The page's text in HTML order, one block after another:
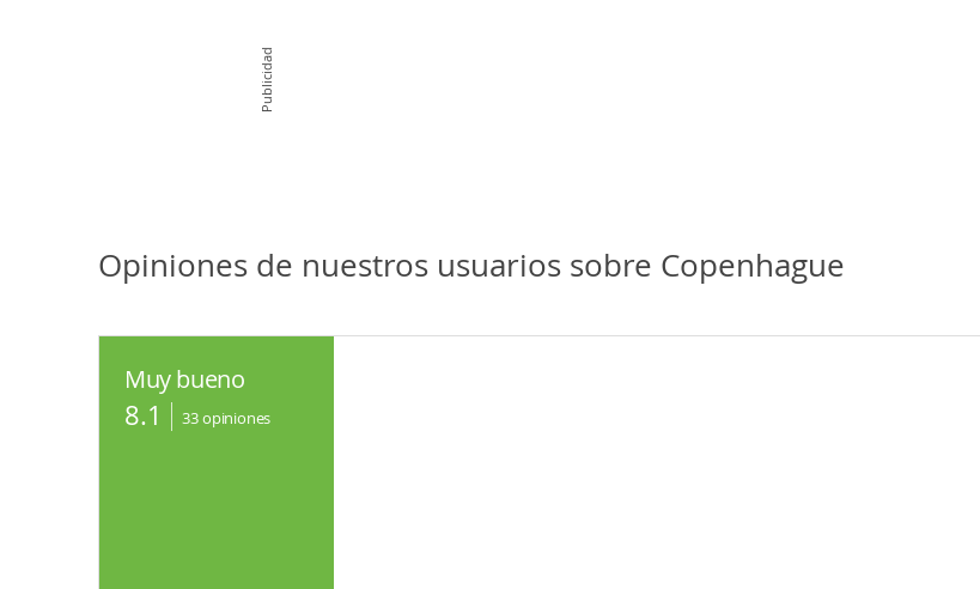
Publicidad
Opiniones de nuestros usuarios sobre Copenhague
Muy bueno
8.1 33opiniones